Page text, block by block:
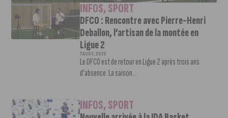
INFOS,SPORT
DFCO : Rencontre avec Pierre-Henri
Deballon, l’artisan de la montée en
Ligue 2
7 AOÛT, 2026
Le DFCO est de retour en Ligue 2 après trois ans
d’absence. La saison...
INFOS,SPORT